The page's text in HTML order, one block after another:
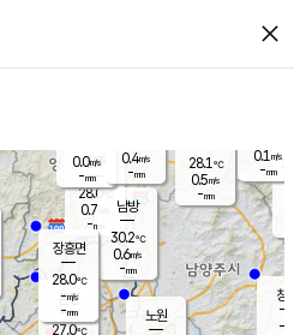
close
양주
28.0℃
0.7
-mm
28.1℃
0.5m/s
-mm
창
-
0.1 m/s
-mm
은평
27.0℃
노원
남방
30.2℃
0.6m/s
-mm
장흥면
28.0℃
-m/s
-mm
0.0m/s
-mm
0.4m/s
-mm